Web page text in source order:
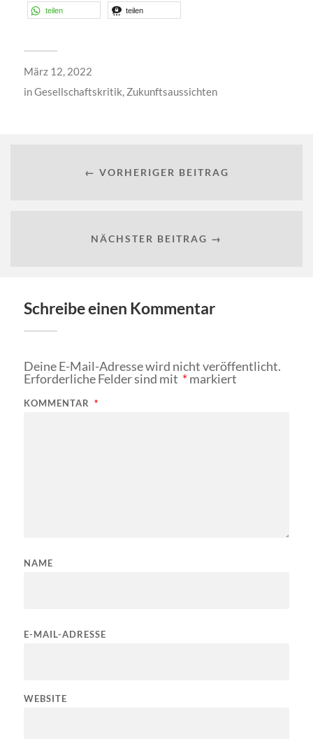
teilen teilen
März 12, 2022
inGesellschaftskritik, Zukunftsaussichten
← VORHERIGER BEITRAG
NÄCHSTER BEITRAG →
Schreibe einen Kommentar
Deine E-Mail-Adresse wird nicht veröffentlicht.
Erforderliche Felder sind mit *markiert
KOMMENTAR *
NAME
E-MAIL-ADRESSE
WEBSITE